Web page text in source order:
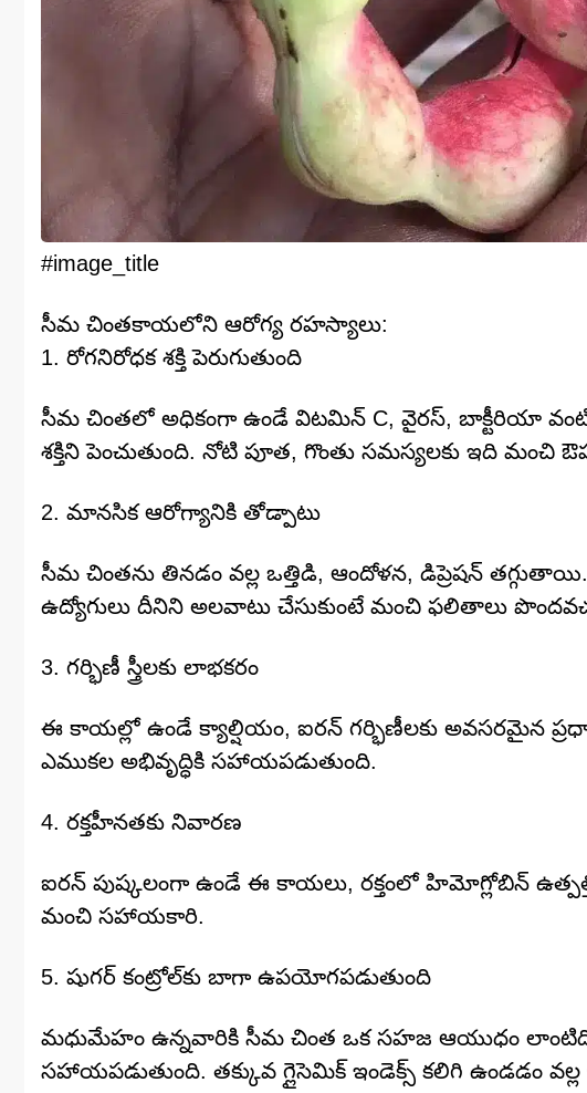
#image_title
సీమ చింతకాయలోని ఆరోగ్య రహస్యాలు:
1. రోగనిరోధక శక్తి పెరుగుతుంది
సీమ చింతలో అధికంగా ఉండే విటమిన్ C, వైరస్, బాక్టీరియా వంటి
శక్తిని పెంచుతుంది. నోటి పూత, గొంతు సమస్యలకు ఇది మంచి
2. మానసిక ఆరోగ్యానికి తోడ్పాటు
సీమ చింతను తినడం వల్ల ఒత్తిడి, ఆందోళన, డిప్రెషన్ తగ్గుతాయి.
ఉద్యోగులు దీనిని అలవాటు చేసుకుంటే మంచి ఫలితాలు
3. గర్భిణీ స్త్రీలకు లాభకరం
ఈ కాయల్లో ఉండే క్యాల్షియం, ఐరన్ గర్భిణీలకు అవసరమైన
ఎముకల అభివృద్ధికి సహాయపడుతుంది.
4. రక్తహీనతకు నివారణ
ఐరన్ పుష్కలంగా ఉండే ఈ కాయలు, రక్తంలో హిమోగ్లోబిన్
మంచి సహాయకారి.
5. షుగర్ కంట్రోల్‌కు బాగా ఉపయోగపడుతుంది
మధుమేహం ఉన్నవారికి సీమ చింత ఒక సహజ ఆయుధం లాంటిది.
సహాయపడుతుంది. తక్కువ గ్లైసెమిక్ ఇండెక్స్ కలిగి ఉండడం